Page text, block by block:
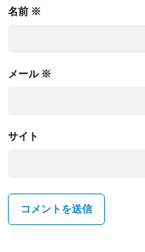
名前 ※
メール ※
サイト